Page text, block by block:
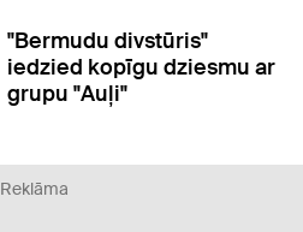
"Bermudu divstūris"
iedzied kopīgu dziesmu ar
grupu "Auļi"
Reklāma